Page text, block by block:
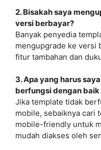
2. Bisakah saya
versi berbayar?
Banyak penyedia
mengupgrade ke versi
fitur tambahan dan
3. Apa yang harus
berfungsi dengan
Jika template tidak
mobile, sebaiknya cari
mobile-friendly untuk
mudah diakses oleh